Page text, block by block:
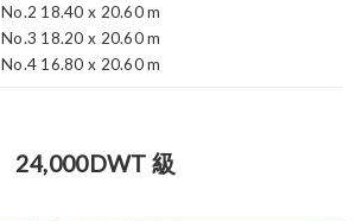
No.2 18.40 x 20.60 m
No.3 18.20 x 20.60 m
No.4 16.80 x 20.60 m
24,000DWT 級